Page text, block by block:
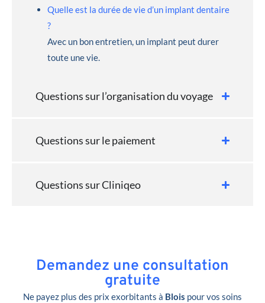
Quelle est la durée de vie d’un implant dentaire
?
Avec un bon entretien, un implant peut durer
toute une vie.
Questions sur l’organisation du voyage
Questions sur le paiement
Questions sur Cliniqeo
Demandez une consultation
gratuite
Ne payez plus des prix exorbitants à Blois pour vos soins